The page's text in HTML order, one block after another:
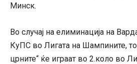
Минск.
Во случај на елиминација на
КуПС во Лигата на Шампините,
црните“ ќе играат во 2.коло во